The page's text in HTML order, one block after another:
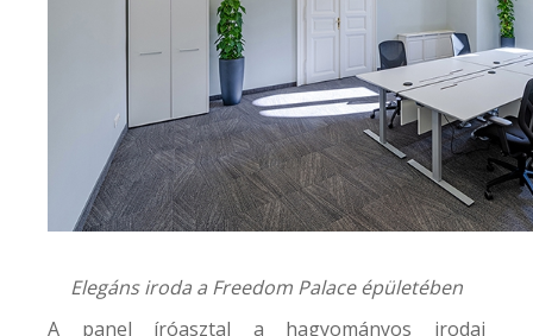
Elegáns iroda a Freedom Palaceépületében
A panel íróasztal a hagyományos irodai